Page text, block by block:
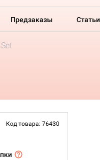
Предзаказы Статьи
Код товара: 76430